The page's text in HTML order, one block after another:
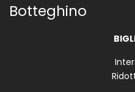
Botteghino